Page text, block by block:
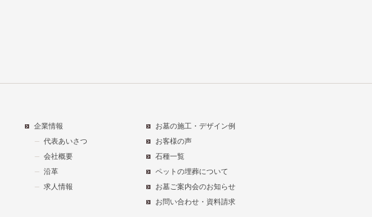
企業情報
代表あいさつ
会社概要
沿革
求人情報
お墓の施工・デザイン例
お客様の声
石種一覧
ペットの埋葬について
お墓ご案内会のお知らせ
お問い合わせ・資料請求